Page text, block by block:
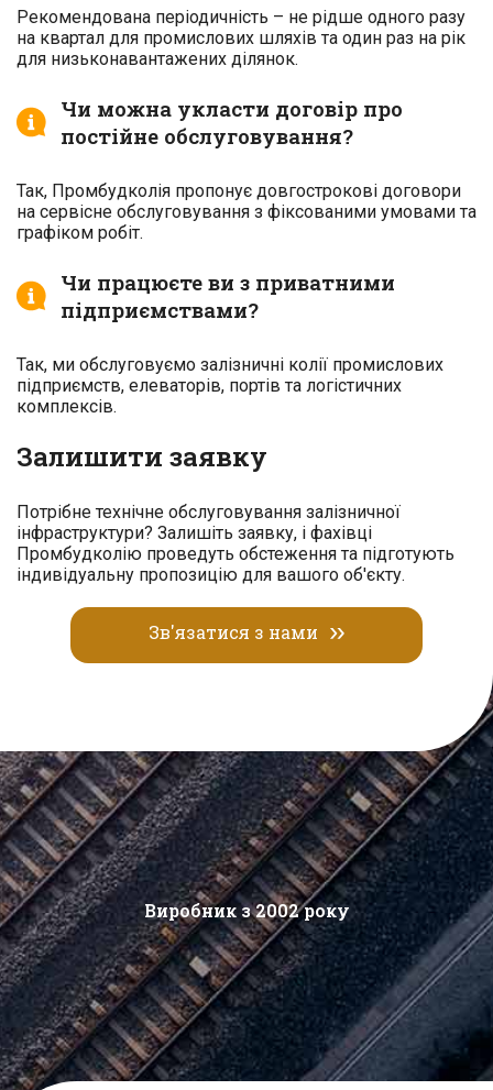
Рекомендована періодичність – не рідше одного разу
на квартал для промислових шляхів та один раз на рік
для низьконавантажених ділянок.
Чи можна укласти договір про
постійне обслуговування?
Так, Промбудколія пропонує довгострокові договори
на сервісне обслуговування з фіксованими умовами та
графіком робіт.
Чи працюєте ви з приватними
підприємствами?
Так, ми обслуговуємо залізничні колії промислових
підприємств, елеваторів, портів та логістичних
комплексів.
Залишити заявку
Потрібне технічне обслуговування залізничної
інфраструктури? Залишіть заявку, і фахівці
Промбудколію проведуть обстеження та підготують
індивідуальну пропозицію для вашого об'єкту.
Зв'язатися з нами
Виробник з 2002 року